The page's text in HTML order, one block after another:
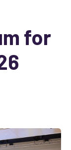
for